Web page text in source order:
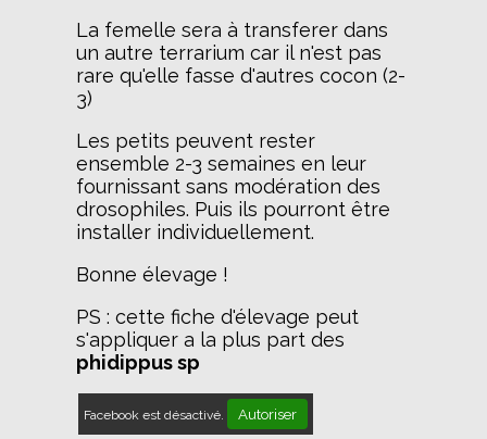
La femelle sera à transferer dans
un autre terrarium car il n'est pas
rare qu'elle fasse d'autres cocon (2-
3)
Les petits peuvent rester
ensemble 2-3 semaines en leur
fournissant sans modération des
drosophiles. Puis ils pourront être
installer individuellement.
Bonne élevage !
PS : cette fiche d'élevage peut
s'appliquer a la plus part des
phidippus sp
Facebook est désactivé. Autoriser